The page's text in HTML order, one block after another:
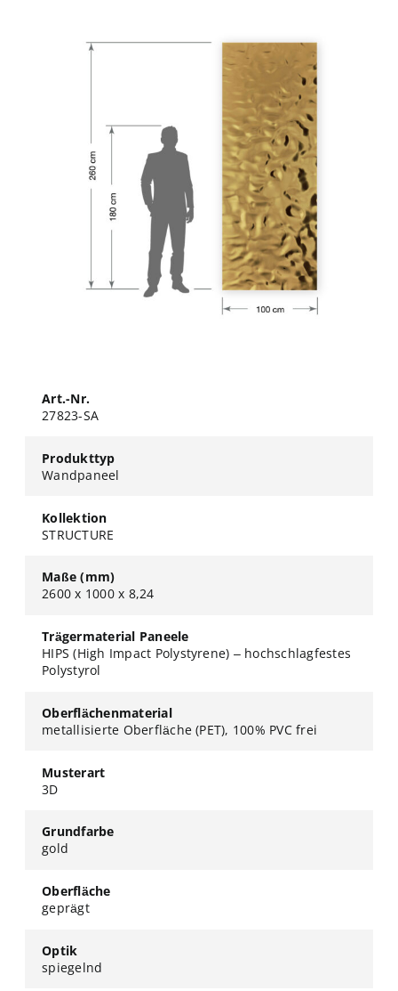
Art.-Nr.
27823-SA
Produkttyp
Wandpaneel
Kollektion
STRUCTURE
Maße (mm)
2600 x 1000 x 8,24
Trägermaterial Paneele
HIPS (High Impact Polystyrene) – hochschlagfestes
Polystyrol
Oberflächenmaterial
metallisierte Oberfläche (PET), 100% PVC frei
Musterart
3D
Grundfarbe
gold
Oberfläche
geprägt
Optik
spiegelnd